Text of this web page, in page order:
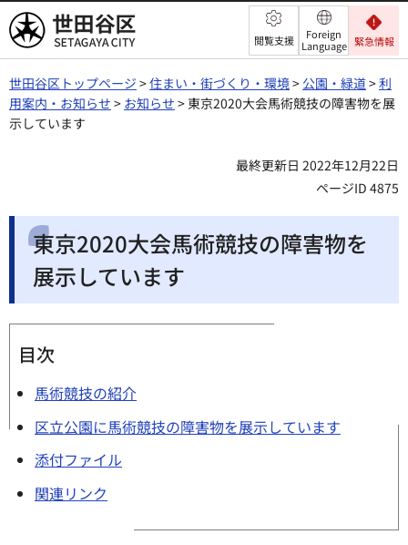
世田谷区 閲覧支援
Foreign
Language 緊急情報
世田谷区トップページ >住まい・街づくり・環境> 公園・緑道>利
用案内・お知らせ > お知らせ > 東京2020大会馬術競技の障害物を展
示しています
最終更新日 2022年12月22日
ページID 4875
東京2020大会馬術競技の障害物を
展示しています
目次
馬術競技の紹介
区立公園に馬術競技の障害物を展示しています
添付ファイル
関連リンク